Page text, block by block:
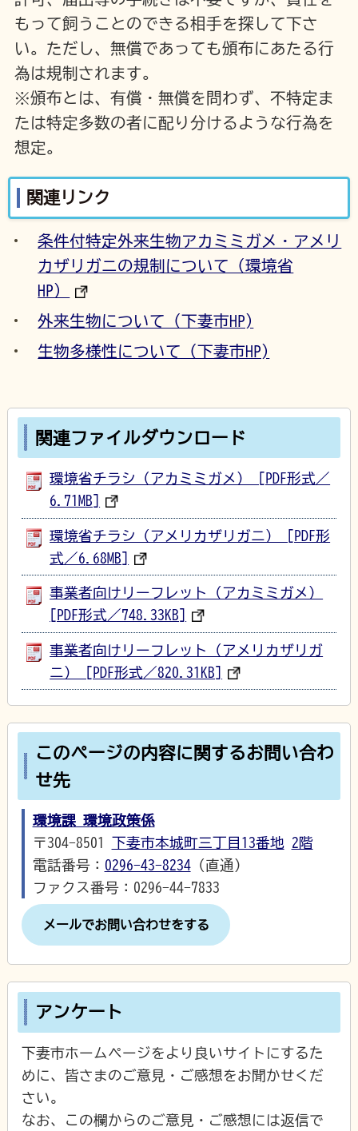
もって飼うことのできる相手を探して下さ
い。ただし、無償であっても頒布にあたる行
為は規制されます。
※頒布とは、有償・無償を問わず、不特定ま
たは特定多数の者に配り分けるような行為を
想定。
関連リンク
条件付特定外来生物アカミミガメ・アメリ
カザリガニの規制について（環境省
HP）
外来生物について（下妻市HP)
生物多様性について（下妻市HP)
関連ファイルダウンロード
環境省チラシ（アカミミガメ） [PDF形式／
6.71MB]
環境省チラシ（アメリカザリガニ） [PDF形
式／6.68MB]
事業者向けリーフレット（アカミミガメ）
[PDF形式／748.33KB]
事業者向けリーフレット（アメリカザリガ
ニ） [PDF形式／820.31KB]
このページの内容に関するお問い合わ
せ先
環境課 環境政策係
〒304-8501 下妻市本城町三丁目13番地 2階
電話番号： 0296-43-8234（直通）
ファクス番号：0296-44-7833
メールでお問い合わせをする
アンケート
下妻市ホームページをより良いサイトにするた
めに、皆さまのご意見・ご感想をお聞かせくだ
さい。
なお、この欄からのご意見・ご感想には返信で